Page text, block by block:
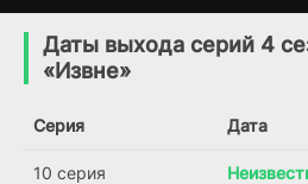
6.8
Даты выхода серий 4
«Извне»
Серия Дата
10 серия